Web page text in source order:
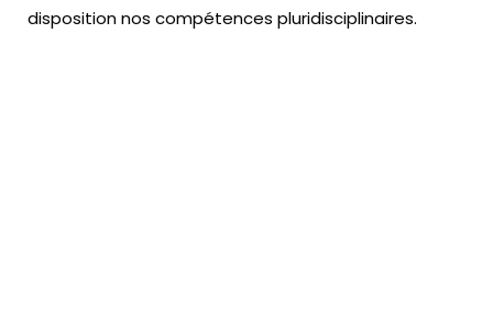
disposition nos compétences pluridisciplinaires.